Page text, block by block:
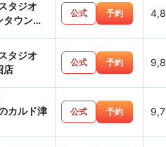
タジオ
ウン東
公式 予約
タジオ
店
公式 予約
カルド津
公式 予約